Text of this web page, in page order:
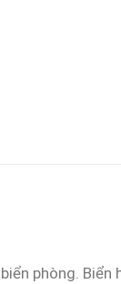
phòng.